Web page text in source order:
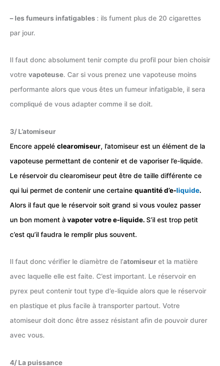
– les fumeurs infatigables : ils fument plus de 20 cigarettes
par jour.
Il faut donc absolument tenir compte du profil pour bien choisir
votre vapoteuse. Car si vous prenez une vapoteuse moins
performante alors que vous êtes un fumeur infatigable, il sera
compliqué de vous adapter comme il se doit.
3/ L’atomiseur
Encore appelé clearomiseur, l’atomiseur est un élément de la
vapoteuse permettant de contenir et de vaporiser l’e-liquide.
Le réservoir du clearomiseur peut être de taille différente ce
qui lui permet de contenir une certaine quantité d’e-liquide.
Alors il faut que le réservoir soit grand si vous voulez passer
un bon moment à vapoter votre e-liquide. S’il est trop petit
c’est qu’il faudra le remplir plus souvent.
Il faut donc vérifier le diamètre de l’atomiseuret la matière
avec laquelle elle est faite. C’est important. Le réservoir en
pyrex peut contenir tout type d’e-liquide alors que le réservoir
en plastique et plus facile à transporter partout. Votre
atomiseur doit donc être assez résistant afin de pouvoir durer
avec vous.
4/ La puissance